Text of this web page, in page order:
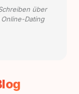
über
Dating